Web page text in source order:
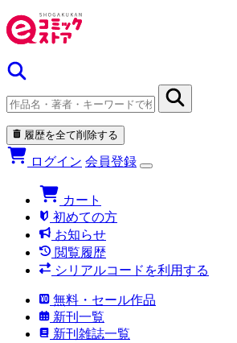
履歴を全て削除する
ログイン 会員登録
カート
初めての方
お知らせ
閲覧履歴
シリアルコードを利用する
無料・セール作品
新刊一覧
新刊雑誌一覧